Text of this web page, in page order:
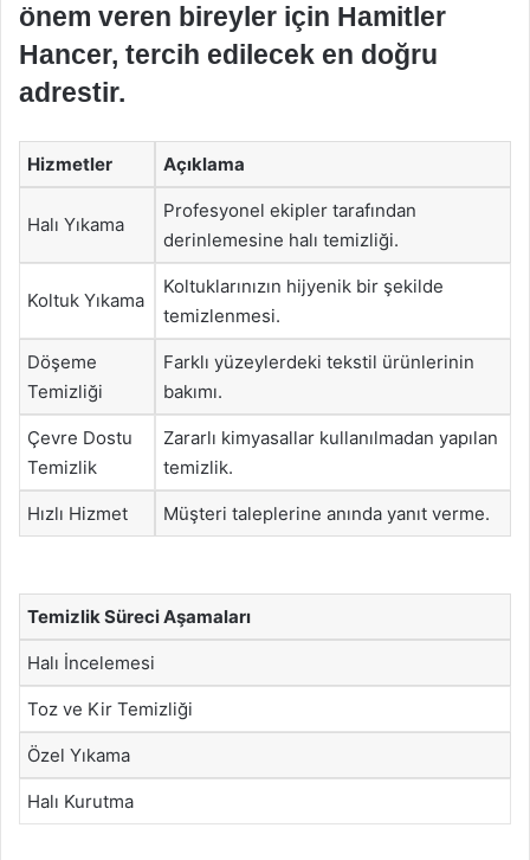
önem veren bireyler için Hamitler
Hancer, tercih edilecek en doğru
adrestir.
Hizmetler Açıklama
Halı Yıkama
Profesyonel ekipler tarafından
derinlemesine halı temizliği.
Koltuk Yıkama
Koltuklarınızın hijyenik bir şekilde
temizlenmesi.
Döşeme
Temizliği
Farklı yüzeylerdeki tekstil ürünlerinin
bakımı.
Çevre Dostu
Temizlik
Zararlı kimyasallar kullanılmadan yapılan
temizlik.
Hızlı Hizmet Müşteri taleplerine anında yanıt verme.
Temizlik Süreci Aşamaları
Halı İncelemesi
Toz ve Kir Temizliği
Özel Yıkama
Halı Kurutma